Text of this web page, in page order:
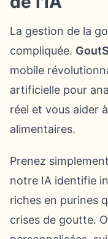
La gestion de la
compliquée.
mobile
artificielle pour
réel et vous aider
alimentaires.
Prenez
notre IA identifie
riches en purines
crises de goutte.